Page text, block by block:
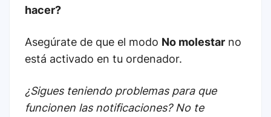
hacer?
Asegúrate de que el modo No molestar no
está activado en tu ordenador.
¿Sigues teniendo problemas para que
funcionen las notificaciones? No te